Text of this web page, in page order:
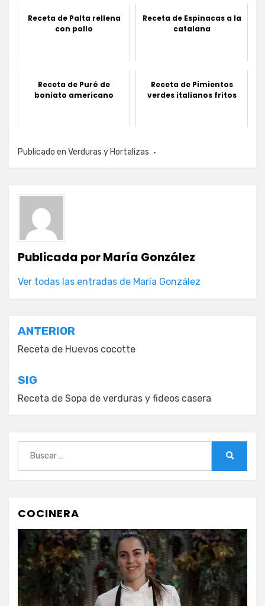
Receta de Palta rellena
con pollo
Receta de Espinacas a la
catalana
Receta de Puré de
boniato americano
Receta de Pimientos
verdes italianos fritos
Publicado en Verduras y Hortalizas
Publicada porMaría González
Ver todas las entradas de María González
Navegación
de
entradas
ANTERIOR
Receta de Huevos cocotte
SIG
Receta de Sopa de verduras y fideos casera
COCINERA